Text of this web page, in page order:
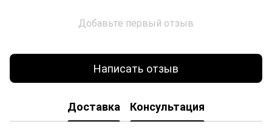
Добавьте первый отзыв
Написать отзыв
Доставка Консультация